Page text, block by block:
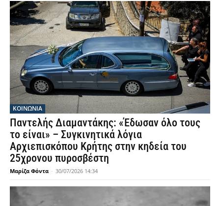
ΚΟΙΝΩΝΙΑ
Παντελής Διαμαντάκης: «Έδωσαν όλο τους
το είναι» – Συγκινητικά λόγια
Αρχιεπισκόπου Κρήτης στην κηδεία του
25χρονου πυροσβέστη
Μαρίζα Φόντα - 30/07/2026 14:34